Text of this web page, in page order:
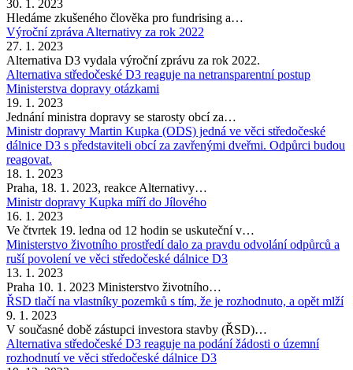
30. 1. 2023
Hledáme zkušeného člověka pro fundrising a…
Výroční zpráva Alternativy za rok 2022
27. 1. 2023
Alternativa D3 vydala výroční zprávu za rok 2022.
Alternativa středočeské D3 reaguje na netransparentní postup
Ministerstva dopravy otázkami
19. 1. 2023
Jednání ministra dopravy se starosty obcí za…
Ministr dopravy Martin Kupka (ODS) jedná ve věci středočeské
dálnice D3 s představiteli obcí za zavřenými dveřmi. Odpůrci budou
reagovat.
18. 1. 2023
Praha, 18. 1. 2023, reakce Alternativy…
Ministr dopravy Kupka míří do Jílového
16. 1. 2023
Ve čtvrtek 19. ledna od 12 hodin se uskuteční v…
Ministerstvo životního prostředí dalo za pravdu odvolání odpůrců a
ruší povolení ve věci středočeské dálnice D3
13. 1. 2023
Praha 10. 1. 2023 Ministerstvo životního…
ŘSD tlačí na vlastníky pozemků s tím, že je rozhodnuto, a opět mlží
9. 1. 2023
V současné době zástupci investora stavby (ŘSD)…
Alternativa středočeské D3 reaguje na podání žádosti o územní
rozhodnutí ve věci středočeské dálnice D3